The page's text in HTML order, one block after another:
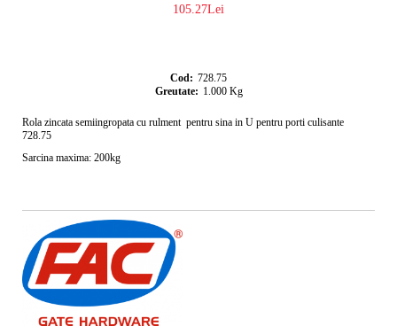
105.27Lei
Cod: 728.75
Greutate: 1.000 Kg
Rola zincata semiingropata cu rulment pentru sina in U pentru porti culisante
728.75
Sarcina maxima: 200kg